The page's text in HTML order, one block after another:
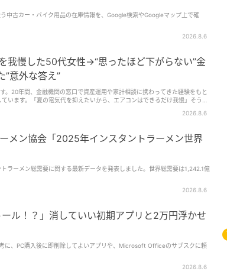
中古カー・バイク用品の在庫情報を、Google検索やGoogleマップ上で確
2026.8.6
我慢した50代女性→“思ったほど下がらない”金
意外な答え”
。20年間、金融機関の窓口で資産運用や家計相談に携わってきた経験をもと
います。「夏の電気代を抑えたいから、エアコンはできるだけ我慢」そう頑
2026.8.6
メン協会「2025年インスタントラーメン世界
ラーメン総需要に関する最新データを発表しました。世界総需要は1,242.1億
2026.8.6
ール！？」消していい初期アプリと2万円浮かせ
に、PC購入後に即削除してよいアプリや、Microsoft Officeのサブスクに頼
2026.8.6